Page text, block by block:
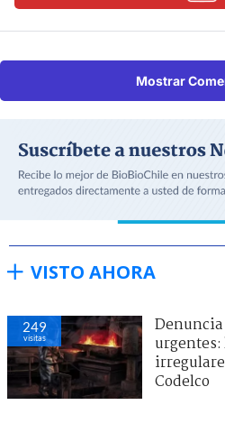
Mostrar
VISTO AHORA
249
visitas
urgentes:
Codelco